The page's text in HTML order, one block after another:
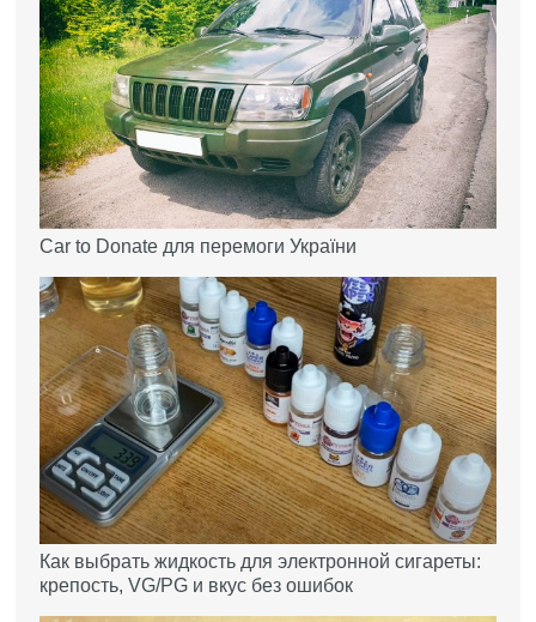
Car to Donate для перемоги України
Как выбрать жидкость для электронной сигареты:
крепость, VG/PG и вкус без ошибок